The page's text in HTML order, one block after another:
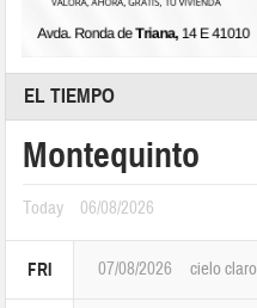
EL TIEMPO
Montequinto
Today 06/08/2026
FRI 07/08/2026 cielo claro